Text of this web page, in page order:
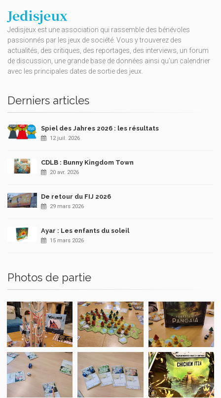
Jedisjeux
Jedisjeux est une association qui rassemble des bénévoles
passionnés par les jeux de société. Vous y trouverez des
actualités, des critiques, des reportages, des interviews, un forum
de discussion, une grande base de données ainsi qu’un calendrier
avec les principales dates de sortie des jeux.
Derniers articles
Spiel des Jahres 2026 : les résultats
12 juil. 2026
CDLB : Bunny Kingdom Town
20 avr. 2026
De retour du FIJ 2026
29 mars 2026
Ayar : Les enfants du soleil
15 mars 2026
Photos de partie